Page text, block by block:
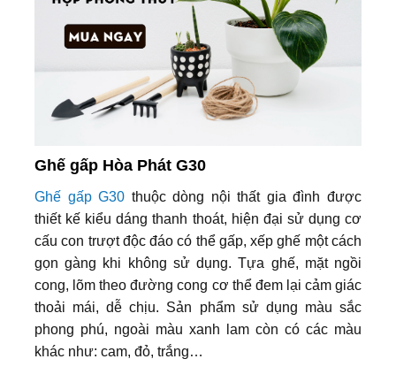
Ghế gấp Hòa Phát G30
Ghế gấp G30 thuộc dòng nội thất gia đình được
thiết kế kiểu dáng thanh thoát, hiện đại sử dụng cơ
cấu con trượt độc đáo có thể gấp, xếp ghế một cách
gọn gàng khi không sử dụng. Tựa ghế, mặt ngồi
cong, lõm theo đường cong cơ thể đem lại cảm giác
thoải mái, dễ chịu. Sản phẩm sử dụng màu sắc
phong phú, ngoài màu xanh lam còn có các màu
khác như: cam, đỏ, trắng…